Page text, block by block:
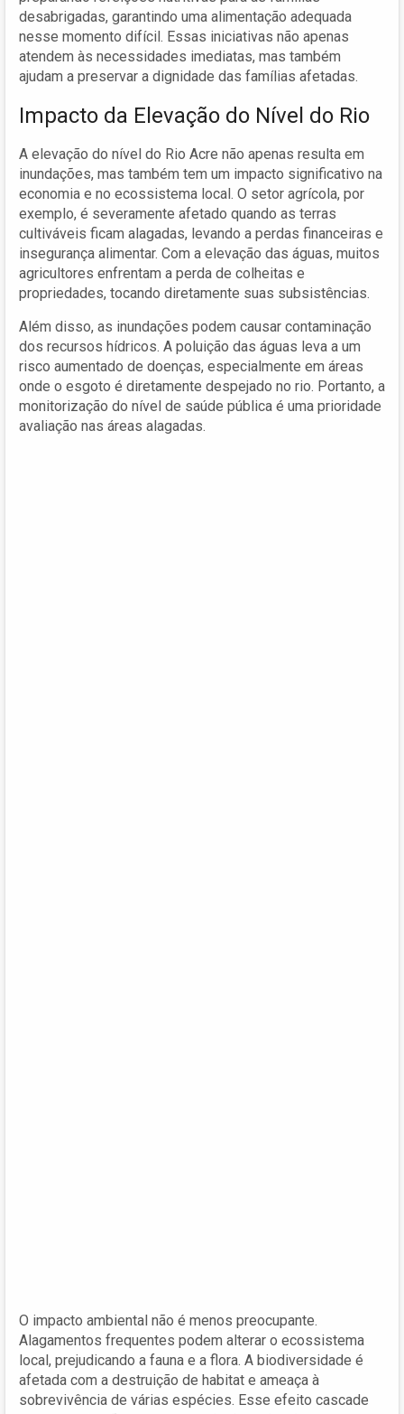
desabrigadas, garantindo uma alimentação adequada
nesse momento difícil. Essas iniciativas não apenas
atendem às necessidades imediatas, mas também
ajudam a preservar a dignidade das famílias afetadas.
Impacto da Elevação do Nível do Rio
A elevação do nível do Rio Acre não apenas resulta em
inundações, mas também tem um impacto significativo na
economia e no ecossistema local. O setor agrícola, por
exemplo, é severamente afetado quando as terras
cultiváveis ficam alagadas, levando a perdas financeiras e
insegurança alimentar. Com a elevação das águas, muitos
agricultores enfrentam a perda de colheitas e
propriedades, tocando diretamente suas subsistências.
Além disso, as inundações podem causar contaminação
dos recursos hídricos. A poluição das águas leva a um
risco aumentado de doenças, especialmente em áreas
onde o esgoto é diretamente despejado no rio. Portanto, a
monitorização do nível de saúde pública é uma prioridade
avaliação nas áreas alagadas.
O impacto ambiental não é menos preocupante.
Alagamentos frequentes podem alterar o ecossistema
local, prejudicando a fauna e a flora. A biodiversidade é
afetada com a destruição de habitat e ameaça à
sobrevivência de várias espécies. Esse efeito cascade